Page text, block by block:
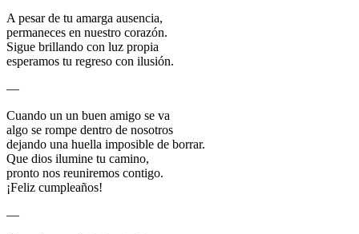
A pesar de tu amarga ausencia,
permaneces en nuestro corazón.
Sigue brillando con luz propia
esperamos tu regreso con ilusión.
—
Cuando un un buen amigo se va
algo se rompe dentro de nosotros
dejando una huella imposible de borrar.
Que dios ilumine tu camino,
pronto nos reuniremos contigo.
¡Feliz cumpleaños!
—